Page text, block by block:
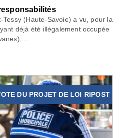
Tessy (Haute-Savoie) a vu, pour la
déjà été illégalement occupée
DU PROJET DE LOI RIPOST